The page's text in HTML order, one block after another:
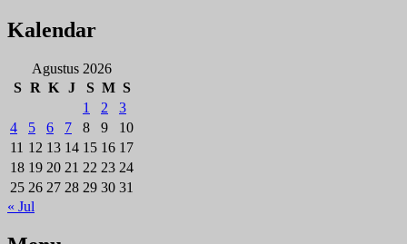
Kalendar
Agustus 2026
S R K J S M S
1
2
3
4
5 6 7 8 9
10
11 12 13 14 15 16 17
18 19 20 21 22 23 24
25 26 27 28 29 30 31
« Jul